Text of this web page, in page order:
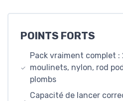
POINTS FORTS
Pack vraiment complet :
moulinets, nylon, rod
plombs
Capacité de lancer